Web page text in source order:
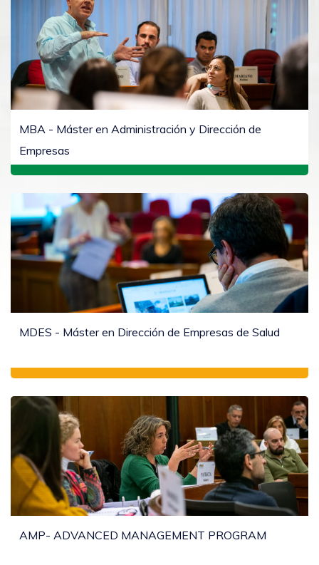
MBA - Máster en Administración y Dirección de
Empresas
MDES - Máster en Dirección de Empresas de Salud
AMP- ADVANCED MANAGEMENT PROGRAM